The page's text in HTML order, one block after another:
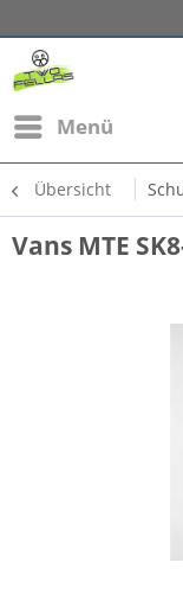
Menü
Übersicht
Vans MTE